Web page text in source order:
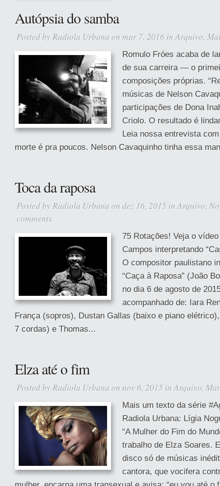
Autópsia do samba
Posted by Radiola Urbana on mar 7, 2016 inArquivo,
Romulo Fróes acaba de
de sua carreira — o
composições próprias.
músicas de Nelson
participações de Dona
Criolo. O resultado é
Leia nossa entrevista
morte é pra poucos. Nelson Cavaquinho tinha essa
Toca da raposa
Posted by Radiola Urbana on dez 16, 2015 inArquivo,
comments
75 Rotações! Veja o
Campos interpretando
O compositor paulistano
“Caça à Raposa” (João
no dia 6 de agosto de
acompanhado de: Iara
França (sopros), Dustan Gallas (baixo e piano
7 cordas) e Thomas...
Elza até o fim
Posted by Radiola Urbana on nov 6, 2015 inArquivo,
Mais um texto da série
Radiola Urbana: Lígia
“A Mulher do Fim do
trabalho de Elza Soares.
disco só de músicas
cantora, que vocifera